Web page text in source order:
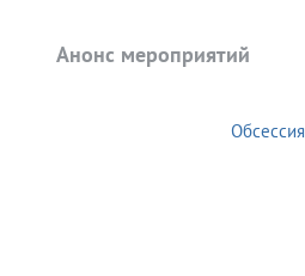
Анонс мероприятий
Обсессия